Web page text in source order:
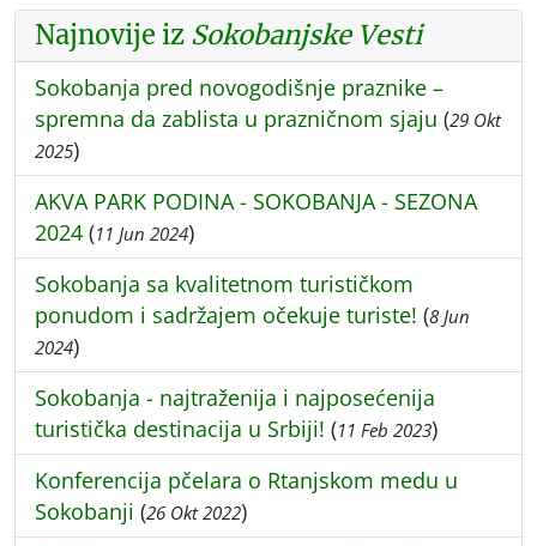
Najnovije iz Sokobanjske Vesti
Sokobanja pred novogodišnje praznike –
spremna da zablista u prazničnom sjaju (29 Okt
2025)
AKVA PARK PODINA - SOKOBANJA - SEZONA
2024 (11 Jun 2024)
Sokobanja sa kvalitetnom turističkom
ponudom i sadržajem očekuje turiste! (8 Jun
2024)
Sokobanja - najtraženija i najposećenija
turistička destinacija u Srbiji! (11 Feb 2023)
Konferencija pčelara o Rtanjskom medu u
Sokobanji (26 Okt 2022)